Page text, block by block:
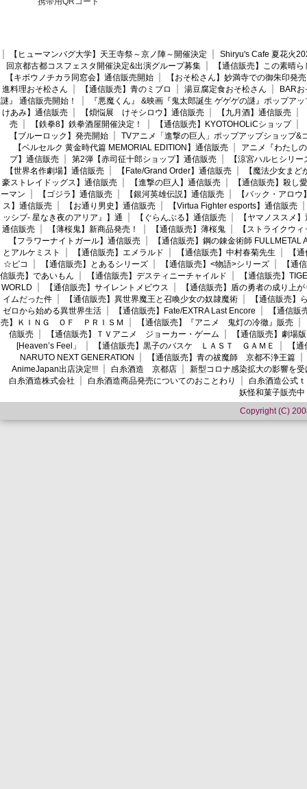
【ヒューマンバグ大学】天王寺祭～京ノ陣～開催決定
Shiryu's Cafe 夏花火
回京都古都コスフェスタ開催決定&出演グループ募集
【通信販売】この素晴
【キボウノチカラ同窓会】通信販売開始
【おそ松さん】妙満寺での御朱印発売
進料理おそ松さん
【通信販売】青のミブロ 湯豆腐定食おそ松さん
BAR
謎』 通信販売開始！
『悪魔くん』 &映画『鬼太郎誕生 ゲゲゲの謎』ポップア
けあみ】通信販売
【煩悩展 けそシロウ】通信販売 【九月酒】通信販売
売
【鉄拳8】鉄拳酒屋開催決定！ 【通信販売】KYOTOHOLiCショップ
【ブルーロック】発売開始
TVアニメ「進撃の巨人」ポップアップショップ&
【ベルセルク 黄金時代篇 MEMORIAL EDITION】通信販売
アニメ『わたし
プ】通信販売
第2弾【赤司征十郎ショップ】通信販売
【涼宮ハルヒシリ
【世界名作劇場】通信販売
【Fate/Grand Order】通信販売
【魔法少女ま
豪ストレイドッグス】通信販売
【進撃の巨人】通信販売
【通信販売】殺し愛
ーマン
【ゴジラ】通信販売 【銀河英雄伝説】通信販売
【バック・アロウ
ス】通信販売
【お通り男史】通信販売
【Virtua Fighter esports】通信販売
ッシブ- 星なき夜のアリア』】通
【ぐらんぶる】通信販売
【ヤマノススメ
通信販売
【薄桜鬼】新商品発売！ 【通信販売】薄桜鬼
【ストライクウ
【フラワーナイトガール】通信販売
【通信販売】鋼の錬金術師 FULLMETAL
とアルケミスト
【通信販売】エメラルド 【通信販売】中村春菊先生
【
☆ピコ
【通信販売】とあるシリーズ 【通信販売】<物語>シリーズ
【通
信販売】であいもん
【通信販売】デスティニーチャイルド
【通信販売】
WORLD
【通信販売】サイレントメビウス
【通信販売】盾の勇者の成り上が
イムだった件
【通信販売】異世界魔王と召喚少女の奴隷魔術
【通信販売】
ゼロから始める異世界生活
【通信販売】Fate/EXTRA Last Encore
【通信
売】ＫＩＮＧ ＯＦ ＰＲＩＳＭ
【通信販売】『アニメ 鬼灯の冷徹』販売
信販売
【通信販売】ＴＶアニメ ジョーカー・ゲーム
【通信販売】劇場
[Heaven’s Feel」
【通信販売】黒子のバスケ ＬＡＳＴ ＧＡＭＥ
【
NARUTO NEXT GENERATION
【通信販売】青の祓魔師 京都不浄王篇
AnimeJapan出店決定!!!
白糸酒造 京都店
新型コロナ感染拡大の影響を
白糸酒造株式会社
白糸酒造商品発売についてのおことわり
白糸酒造公式
妖怪和菓子販売中
Copyright (C)